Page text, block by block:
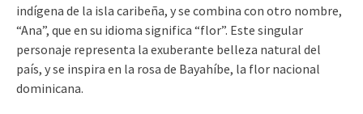
indígena de la isla caribeña, y se combina con otro nombre,
“Ana”, que en su idioma significa “flor”. Este singular
personaje representa la exuberante belleza natural del
país, y se inspira en la rosa de Bayahíbe, la flor nacional
dominicana.